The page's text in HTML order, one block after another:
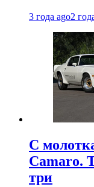
3 года ago2
С
Camaro.
три